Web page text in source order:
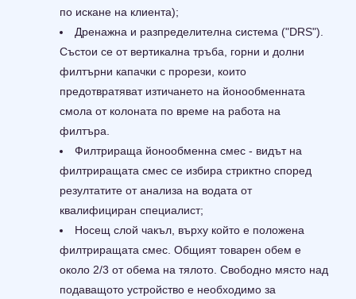
по искане на клиента);
Дренажна и разпределителна система ("DRS").
Състои се от вертикална тръба, горни и долни
филтърни капачки с прорези, които
предотвратяват изтичането на йонообменната
смола от колоната по време на работа на
филтъра.
Филтрираща йонообменна смес - видът на
филтриращата смес се избира стриктно според
резултатите от анализа на водата от
квалифициран специалист;
Носещ слой чакъл, върху който е положена
филтриращата смес. Общият товарен обем е
около 2/3 от обема на тялото. Свободно място над
подаващото устройство е необходимо за